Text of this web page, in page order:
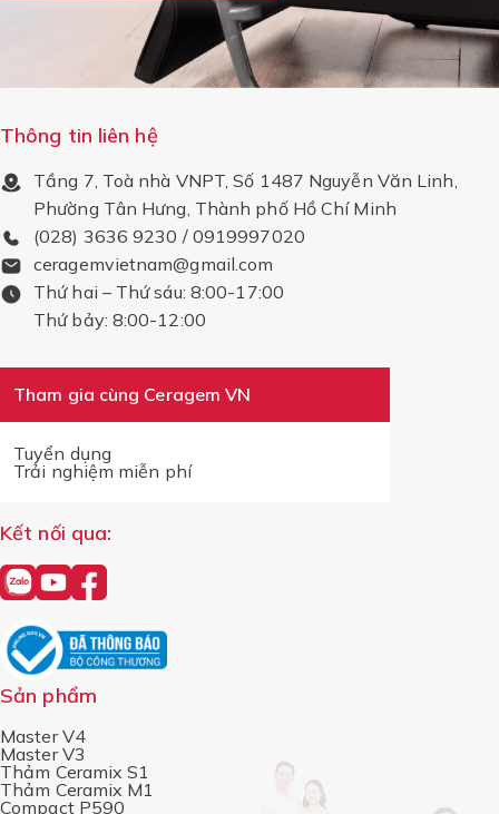
Thông tin liên hệ
Tầng 7, Toà nhà VNPT, Số 1487 Nguyễn Văn Linh,
Phường Tân Hưng, Thành phố Hồ Chí Minh
(028) 3636 9230 / 0919997020
ceragemvietnam@gmail.com
Thứ hai – Thứ sáu: 8:00-17:00
Thứ bảy: 8:00-12:00
Tham gia cùng Ceragem VN
Tuyển dụng
Trải nghiệm miễn phí
Kết nối qua:
Sản phẩm
Master V4
Master V3
Thảm Ceramix S1
Thảm Ceramix M1
Compact P590